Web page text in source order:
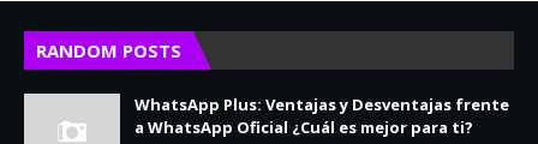
RANDOM POSTS
WhatsApp Plus: Ventajas y Desventajas frente
a WhatsApp Oficial ¿Cuál es mejor para ti?